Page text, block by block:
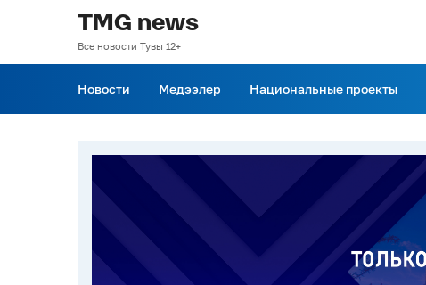
TMG news
Все новости Тувы 12+
Новости Медээлер Национальные проекты